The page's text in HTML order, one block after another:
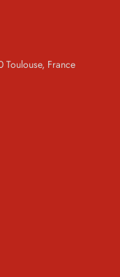
Toulouse, France